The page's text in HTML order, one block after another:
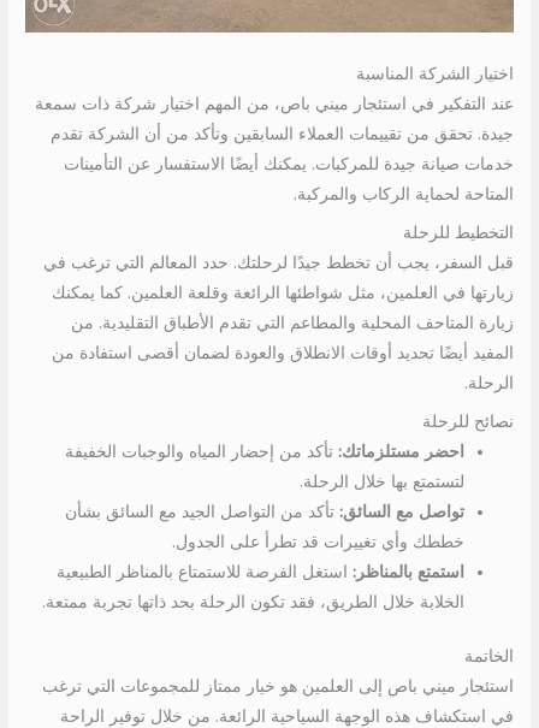
اختيار الشركة المناسبة
عند التفكير في استئجار ميني باص، من المهم اختيار شركة ذات سمعة
جيدة. تحقق من تقييمات العملاء السابقين وتأكد من أن الشركة تقدم
خدمات صيانة جيدة للمركبات. يمكنك أيضًا الاستفسار عن التأمينات
المتاحة لحماية الركاب والمركبة.
التخطيط للرحلة
قبل السفر، يجب أن تخطط جيدًا لرحلتك. حدد المعالم التي ترغب في
زيارتها في العلمين، مثل شواطئها الرائعة وقلعة العلمين. كما يمكنك
زيارة المتاحف المحلية والمطاعم التي تقدم الأطباق التقليدية. من
المفيد أيضًا تحديد أوقات الانطلاق والعودة لضمان أقصى استفادة من
الرحلة.
نصائح للرحلة
احضر مستلزماتك: تأكد من إحضار المياه والوجبات الخفيفة
لتستمتع بها خلال الرحلة.
تواصل مع السائق: تأكد من التواصل الجيد مع السائق بشأن
خططك وأي تغييرات قد تطرأ على الجدول.
استمتع بالمناظر: استغل الفرصة للاستمتاع بالمناظر الطبيعية
الخلابة خلال الطريق، فقد تكون الرحلة بحد ذاتها تجربة ممتعة.
الخاتمة
استئجار ميني باص إلى العلمين هو خيار ممتاز للمجموعات التي ترغب
في استكشاف هذه الوجهة السياحية الرائعة. من خلال توفير الراحة